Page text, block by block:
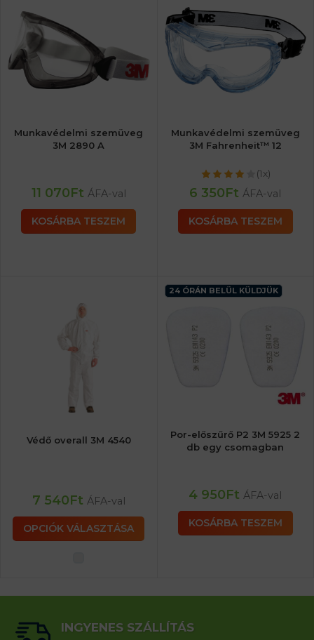
Munkavédelmi szemüveg
3M 2890 A
11 070Ft ÁFA-val
KOSÁRBA TESZEM
Munkavédelmi szemüveg
3M Fahrenheit™ 12
(1x)
6 350Ft ÁFA-val
KOSÁRBA TESZEM
Védő overall 3M 4540
7 540Ft ÁFA-val
OPCIÓK VÁLASZTÁSA
24 ÓRÁN BELÜL KÜLDJÜK
Por-előszűrő P2 3M 5925 2
db egy csomagban
4 950Ft ÁFA-val
KOSÁRBA TESZEM
INGYENES SZÁLLÍTÁS